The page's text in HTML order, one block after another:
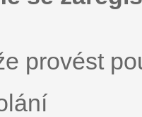
provést